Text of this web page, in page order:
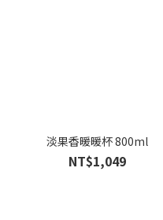
淡果香暖暖杯 800ml
NT$1,049